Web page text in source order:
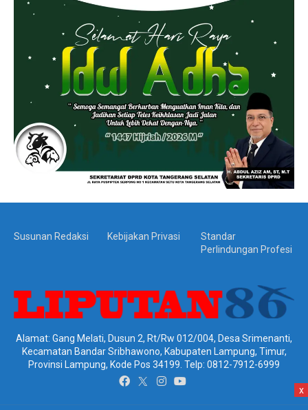
Susunan Redaksi Kebijakan Privasi
Standar
Perlindungan Profesi
Alamat: Gang Melati, Dusun 2, Rt/Rw 012/004, Desa Srimenanti,
Kecamatan Bandar Sribhawono, Kabupaten Lampung, Timur,
Provinsi Lampung, Kode Pos 34199. Telp: 0812-7912-6999
x